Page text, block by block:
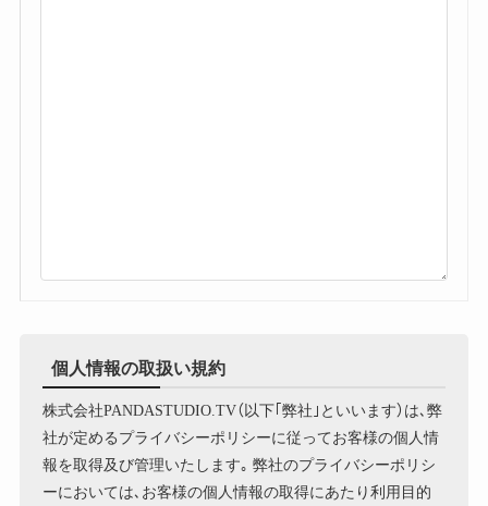
個人情報の取扱い規約
株式会社PANDASTUDIO.TV（以下｢弊社｣といいます）は､弊
社が定めるプライバシーポリシーに従ってお客様の個人情
報を取得及び管理いたします｡ 弊社のプライバシーポリシ
ーにおいては､お客様の個人情報の取得にあたり利用目的